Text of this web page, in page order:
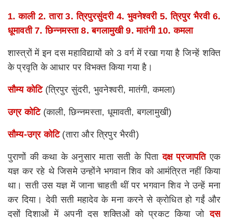
1. काली 2. तारा 3. त्रिपुरसुंदरी 4. भुवनेश्वरी 5. त्रिपुर भैरवी 6.
धूमावती 7. छिन्नमस्ता 8. बगलामुखी 9. मातंगी 10. कमला
शास्त्रों में इन दस महाविद्यायों को 3 वर्ग में रखा गया है जिन्हें शक्ति
के प्रवृति के आधार पर विभक्त किया गया है।
सौम्य कोटि (त्रिपुर सुंदरी, भुवनेश्वरी, मातंगी, कमला)
उग्र कोटि(काली, छिन्नमस्ता, धूमावती, बगलामुखी)
सौम्य-उग्र कोटि (तारा और त्रिपुर भैरवी)
पुराणों की कथा के अनुसार माता सती के पितादक्ष प्रजापतिएक
यज्ञ कर रहे थे जिसमे उन्होंने भगवान शिव को आमंत्रित नहीं किया
था। सती उस यज्ञ में जाना चाहती थीं पर भगवान शिव ने उन्हें मना
कर दिया। देवी सती महादेव के मना करने से क्रोधित हो गईं और
दसों दिशाओं में अपनी दस शक्तिओं को प्रकट किया जोदस